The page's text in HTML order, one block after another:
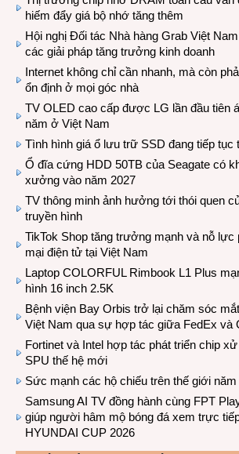
hiếm đẩy giá bộ nhớ tăng thêm
Hội nghị Đối tác Nhà hàng Grab Việt
các giải pháp tăng trưởng kinh doanh
Internet không chỉ cần nhanh, mà còn
ổn định ở mọi góc nhà
TV OLED cao cấp được LG lần đầu tiên
năm ở Việt Nam
Tình hình giá ổ lưu trữ SSD đang tiếp tục
Ổ đĩa cứng HDD 50TB của Seagate có
xưởng vào năm 2027
TV thông minh ảnh hưởng tới thói quen
truyền hình
TikTok Shop tăng trưởng mạnh và nỗ lực
mại điện tử tại Việt Nam
Laptop COLORFUL Rimbook L1 Plus
hình 16 inch 2.5K
Bệnh viện Bay Orbis trở lại chăm sóc
Việt Nam qua sự hợp tác giữa FedEx và
Fortinet và Intel hợp tác phát triển chip
SPU thế hệ mới
Sức mạnh các hộ chiếu trên thế giới năm
Samsung AI TV đồng hành cùng FPT
giúp người hâm mộ bóng đá xem trực
HYUNDAI CUP 2026